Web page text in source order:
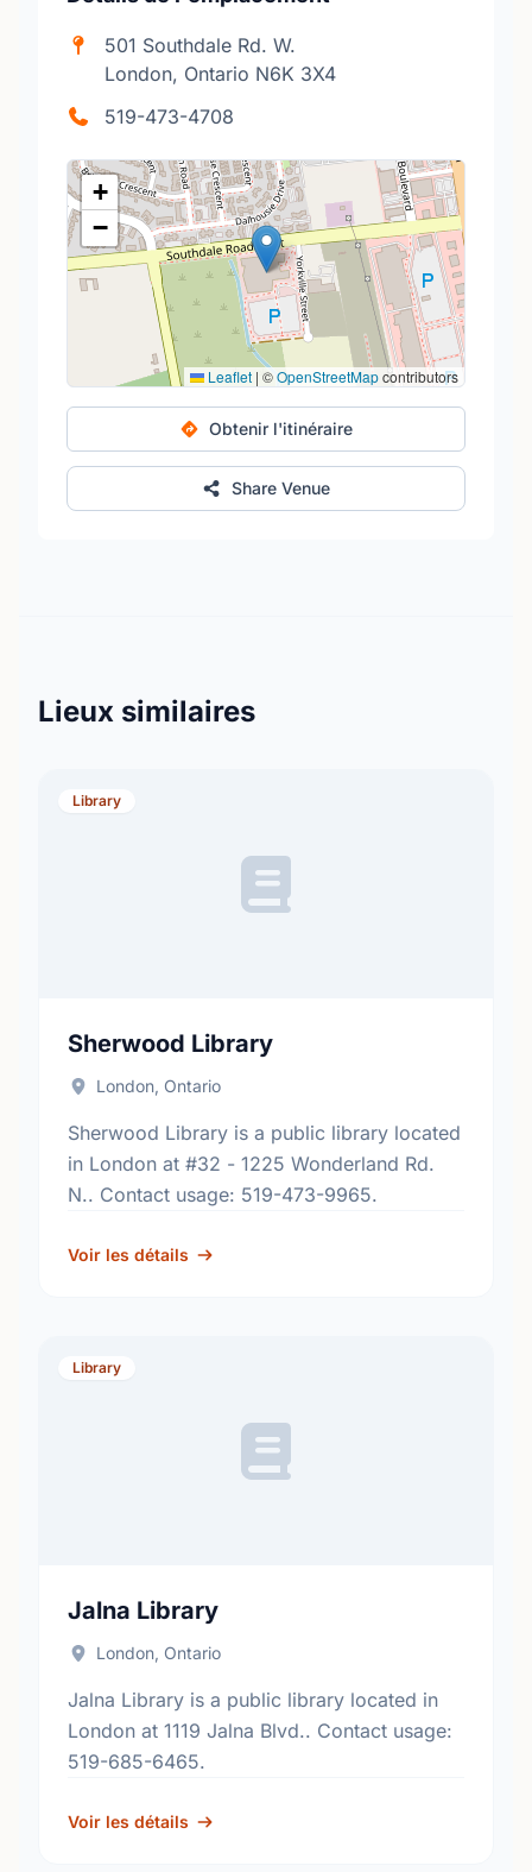
501 Southdale Rd. W.
London, Ontario N6K 3X4
519-473-4708
+
−
Leaflet | ©OpenStreetMapcontributors
Obtenir l'itinéraire
Share Venue
Lieux similaires
Library
Sherwood Library
London, Ontario
Sherwood Library is a public library located
in London at #32 - 1225 Wonderland Rd.
N.. Contact usage: 519-473-9965.
Voir les détails
Library
Jalna Library
London, Ontario
Jalna Library is a public library located in
London at 1119 Jalna Blvd.. Contact usage:
519-685-6465.
Voir les détails